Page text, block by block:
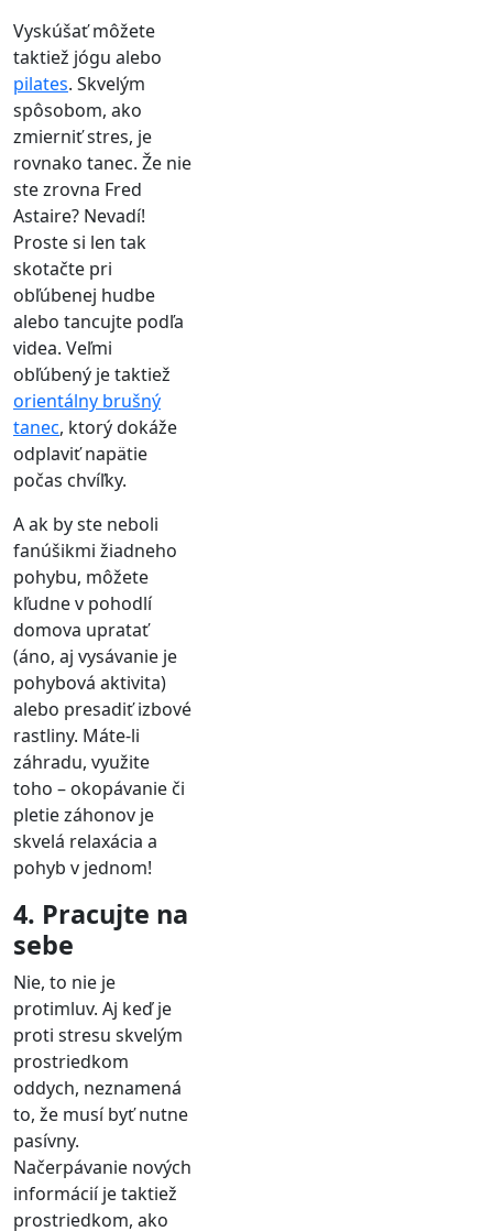
Vyskúšať môžete
taktiež jógu alebo
pilates. Skvelým
spôsobom, ako
zmierniť stres, je
rovnako tanec. Že nie
ste zrovna Fred
Astaire? Nevadí!
Proste si len tak
skotačte pri
obľúbenej hudbe
alebo tancujte podľa
videa. Veľmi
obľúbený je taktiež
orientálny brušný
tanec, ktorý dokáže
odplaviť napätie
počas chvíľky.
A ak by ste neboli
fanúšikmi žiadneho
pohybu, môžete
kľudne v pohodlí
domova upratať
(áno, aj vysávanie je
pohybová aktivita)
alebo presadiť izbové
rastliny. Máte-li
záhradu, využite
toho – okopávanie či
pletie záhonov je
skvelá relaxácia a
pohyb v jednom!
4. Pracujte na
sebe
Nie, to nie je
protimluv. Aj keď je
proti stresu skvelým
prostriedkom
oddych, neznamená
to, že musí byť nutne
pasívny.
Načerpávanie nových
informácií je taktiež
prostriedkom, ako